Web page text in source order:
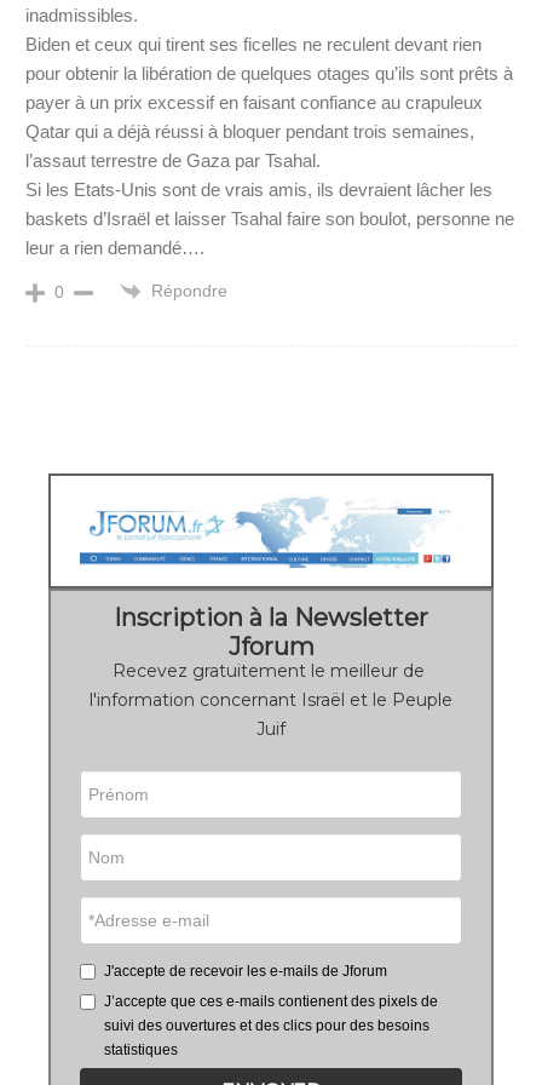
inadmissibles.
Biden et ceux qui tirent ses ficelles ne reculent devant rien
pour obtenir la libération de quelques otages qu’ils sont prêts à
payer à un prix excessif en faisant confiance au crapuleux
Qatar qui a déjà réussi à bloquer pendant trois semaines,
l’assaut terrestre de Gaza par Tsahal.
Si les Etats-Unis sont de vrais amis, ils devraient lâcher les
baskets d’Israël et laisser Tsahal faire son boulot, personne ne
leur a rien demandé….
0 Répondre
Inscription à la Newsletter
Jforum
Recevez gratuitement le meilleur de
l'information concernant Israël et le Peuple
Juif
J'accepte de recevoir les e-mails de Jforum
J’accepte que ces e-mails contienent des pixels de
suivi des ouvertures et des clics pour des besoins
statistiques